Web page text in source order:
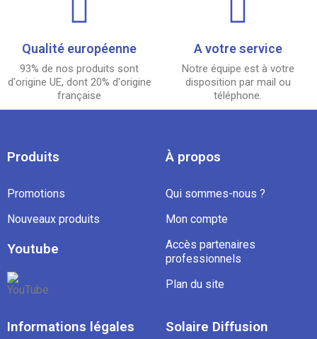
Qualité européenne
93% de nos produits sont
d'origine UE, dont 20% d'origine
française
A votre service
Notre équipe est à votre
disposition par mail ou
téléphone.
Produits
Promotions
Nouveaux produits
Youtube
À propos
Qui sommes-nous ?
Mon compte
Accès partenaires
professionnels
Plan du site
Informations légales Solaire Diffusion